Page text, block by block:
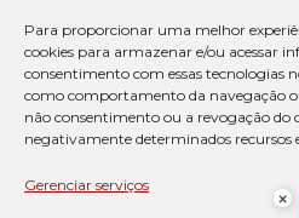
Para proporcionar uma melhor
cookies para armazenar e/ou acessar
consentimento com essas tecnologias
como comportamento da navegação
não consentimento ou a revogação
negativamente determinados recursos
Gerenciar serviços
© Copyright 2026 Le
×